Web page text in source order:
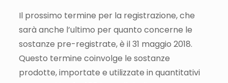
Il prossimo termine per la registrazione, che
sarà anche l’ultimo per quanto concerne le
sostanze pre-registrate, è il 31 maggio 2018.
Questo termine coinvolge le sostanze
prodotte, importate e utilizzate in quantitativi